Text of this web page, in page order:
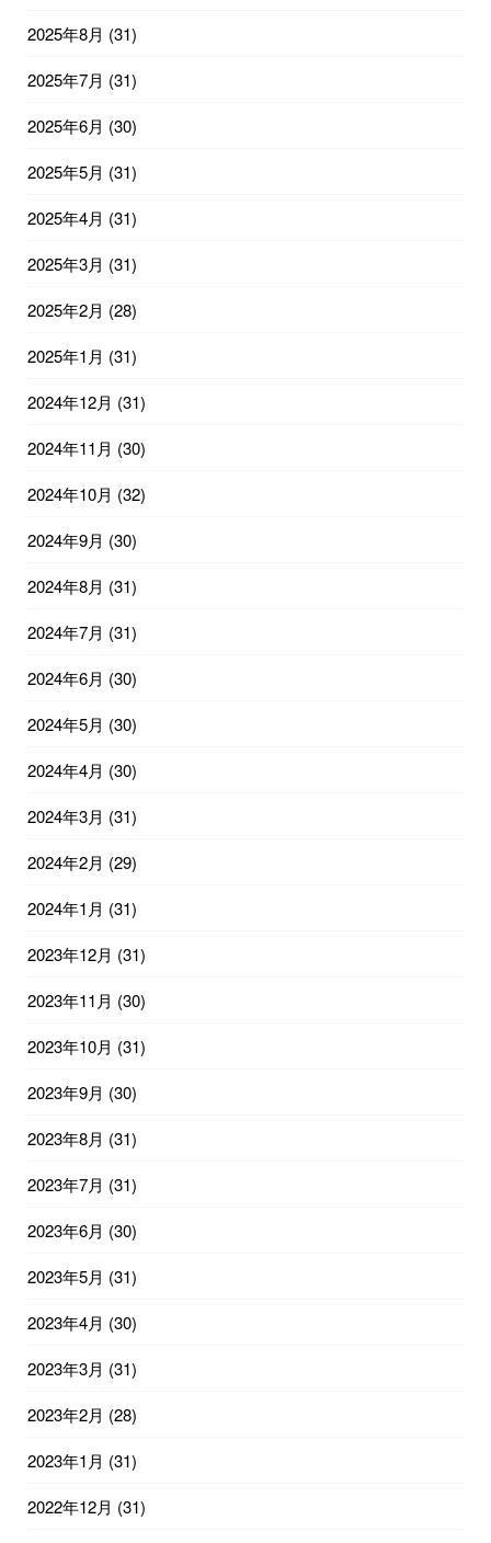
2025年8月 (31)
2025年7月 (31)
2025年6月 (30)
2025年5月 (31)
2025年4月 (31)
2025年3月 (31)
2025年2月 (28)
2025年1月 (31)
2024年12月 (31)
2024年11月 (30)
2024年10月 (32)
2024年9月 (30)
2024年8月 (31)
2024年7月 (31)
2024年6月 (30)
2024年5月 (30)
2024年4月 (30)
2024年3月 (31)
2024年2月 (29)
2024年1月 (31)
2023年12月 (31)
2023年11月 (30)
2023年10月 (31)
2023年9月 (30)
2023年8月 (31)
2023年7月 (31)
2023年6月 (30)
2023年5月 (31)
2023年4月 (30)
2023年3月 (31)
2023年2月 (28)
2023年1月 (31)
2022年12月 (31)